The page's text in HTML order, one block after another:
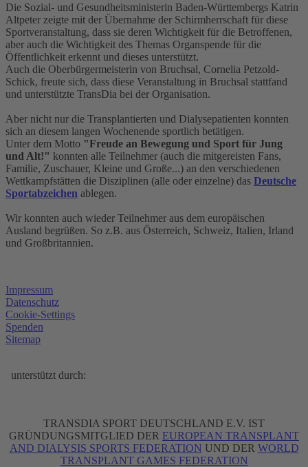
Die Sozial- und Gesundheitsministerin Baden-Württembergs Katrin
Altpeter zeigte mit der Übernahme der Schirmherrschaft für diese
Sportveranstaltung, dass sie deren Wichtigkeit für die Betroffenen,
aber auch die Wichtigkeit des Themas Organspende für die
Öffentlichkeit erkennt und dieses unterstützt.
Auch die Oberbürgermeisterin von Bruchsal, Cornelia Petzold-
Schick, freute sich, dass diese Veranstaltung in Bruchsal stattfand
und unterstützte TransDia bei der Organisation.
Aber nicht nur die Transplantierten und Dialysepatienten konnten
sich an diesem langen Wochenende sportlich betätigen.
Unter dem Motto "Freude an Bewegung und Sport für Jung
und Alt!" konnten alle Teilnehmer (auch die mitgereisten Fans,
Familie, Zuschauer, Kleine und Große...) an den verschiedenen
Wettkampfstätten die Disziplinen (alle oder einzelne) das Deutsche
Sportabzeichen ablegen.
Wir konnten auch wieder Teilnehmer aus dem europäischen
Ausland begrüßen. So z.B. aus Österreich, Schweiz, Italien, Irland
und Großbritannien.
Impressum
Datenschutz
Cookie-Settings
Spenden
Sitemap
unterstützt durch:
TRANSDIA SPORT DEUTSCHLAND E.V. IST
GRÜNDUNGSMITGLIED DER EUROPEAN TRANSPLANT
AND DIALYSIS SPORTS FEDERATION UND DER WORLD
TRANSPLANT GAMES FEDERATION